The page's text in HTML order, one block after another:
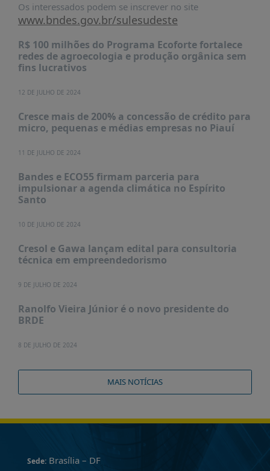
ESTUDOS
PRÊMIO
ABDE-
PRÊMIO
DE
JORNALISMO
SABER
CONTATO
Os interessados podem se inscrever no site
www.bndes.gov.br/sulesudeste
R$ 100 milhões do Programa Ecoforte fortalece
redes de agroecologia e produção orgânica sem
fins lucrativos
12 DE JULHO DE 2024
Cresce mais de 200% a concessão de crédito para
micro, pequenas e médias empresas no Piauí
11 DE JULHO DE 2024
Bandes e ECO55 firmam parceria para
impulsionar a agenda climática no Espírito
Santo
10 DE JULHO DE 2024
Cresol e Gawa lançam edital para consultoria
técnica em empreendedorismo
9 DE JULHO DE 2024
Ranolfo Vieira Júnior é o novo presidente do
BRDE
8 DE JULHO DE 2024
MAIS NOTÍCIAS
Sede:Brasília – DF